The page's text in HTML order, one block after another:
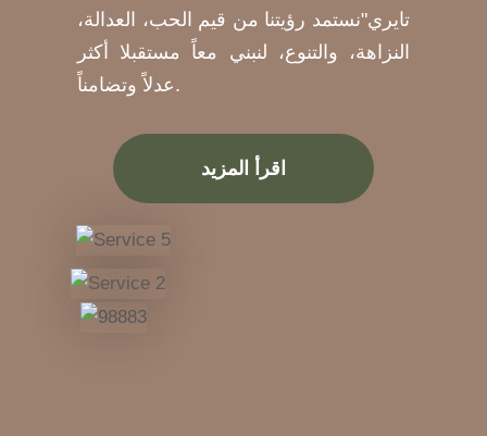
تايري"نستمد رؤيتنا من قيم الحب، العدالة،
النزاهة، والتنوع، لنبني معاً مستقبلا أكثر
عدلاً وتضامناً.
اقرأ المزيد